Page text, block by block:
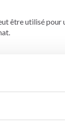
être utilisé pour